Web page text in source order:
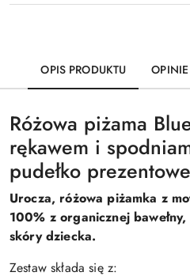
OPIS PRODUKTU
Różowa piżama
rękawem i
pudełko
Urocza, różowa piżamka z
100% z organicznej
skóry dziecka.
Zestaw składa się z: